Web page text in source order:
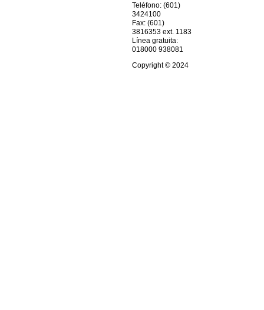
Teléfono: (601)
3424100
Fax: (601)
3816353 ext. 1183
Línea gratuita:
018000 938081
Copyright © 2024